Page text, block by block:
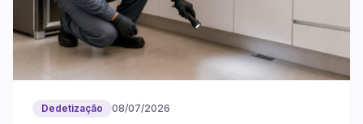
Dedetização 08/07/2026